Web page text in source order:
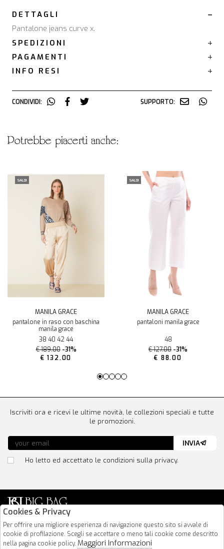
DETTAGLI
Pantalone jeans curve x.
SPEDIZIONI
PAGAMENTI
INFO RESI
CONDIVIDI: SUPPORTO:
potrebbe piacerti anche:
SALDI
MANILA GRACE
pantalone in raso con baschina
manila grace
38 40 42 44
€ 189.00 -31%
€ 132.00
SALDI
MANILA GRACE
pantaloni manila grace
48
€ 127.00 -31%
€ 88.00
Via Nazionale 183
64026 Roseto Degli Abruzzi
085 8936219
Iscriviti ora e ricevi le ultime novità, le collezioni speciali e tutte
le promozioni.
Ho letto ed accettato le condizioni sulla privacy.
INVIA
Cookies & Privacy
Per offrire una migliore esperienza di navigazione questo sito si avvale di
cookie di profilazione. Scegli se accettare o meno tali cookie come descritto
nella pagina cookie policy. Maggiori Informazioni